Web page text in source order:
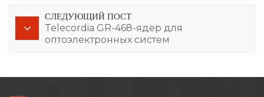
СЛЕДУЮЩИЙ ПОСТ
Telecordia GR-468-ядер для
оптоэлектронных систем